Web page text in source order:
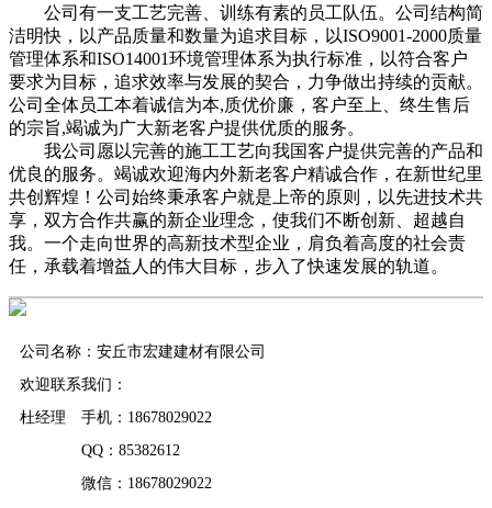
公司有一支工艺完善、训练有素的员工队伍。公司结构简
洁明快，以产品质量和数量为追求目标，以ISO9001-2000质量
管理体系和ISO14001环境管理体系为执行标准，以符合客户
要求为目标，追求效率与发展的契合，力争做出持续的贡献。
公司全体员工本着诚信为本,质优价廉，客户至上、终生售后
的宗旨,竭诚为广大新老客户提供优质的服务。
我公司愿以完善的施工工艺向我国客户提供完善的产品和
优良的服务。竭诚欢迎海内外新老客户精诚合作，在新世纪里
共创辉煌！公司始终秉承客户就是上帝的原则，以先进技术共
享，双方合作共赢的新企业理念，使我们不断创新、超越自
我。一个走向世界的高新技术型企业，肩负着高度的社会责
任，承载着增益人的伟大目标，步入了快速发展的轨道。
公司名称：安丘市宏建建材有限公司
欢迎联系我们：
杜经理 手机：18678029022
QQ：85382612
微信：18678029022